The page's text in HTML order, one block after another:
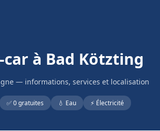
à Bad Kötzting
— informations, services et localisation
✅ 0 gratuites 💧 Eau ⚡ Électricité